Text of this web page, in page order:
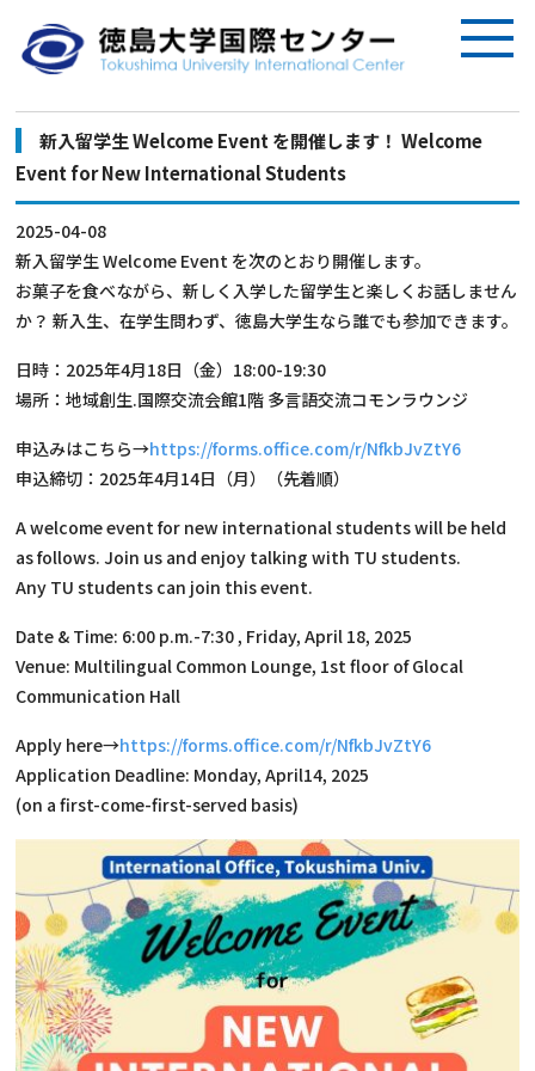
新入留学生 Welcome Event を開催します！ Welcome
Event for New International Students
2025-04-08
新入留学生 Welcome Event を次のとおり開催します。
お菓子を食べながら、新しく入学した留学生と楽しくお話しません
か？ 新入生、在学生問わず、徳島大学生なら誰でも参加できます。
日時：2025年4月18日（金）18:00-19:30
場所：地域創生.国際交流会館1階 多言語交流コモンラウンジ
申込みはこちら→https://forms.office.com/r/NfkbJvZtY6
申込締切：2025年4月14日（月）（先着順）
A welcome event for new international students will be held
as follows. Join us and enjoy talking with TU students.
Any TU students can join this event.
Date & Time: 6:00 p.m.-7:30 , Friday, April 18, 2025
Venue: Multilingual Common Lounge, 1st floor of Glocal
Communication Hall
Apply here→https://forms.office.com/r/NfkbJvZtY6
Application Deadline: Monday, April14, 2025
(on a first-come-first-served basis)